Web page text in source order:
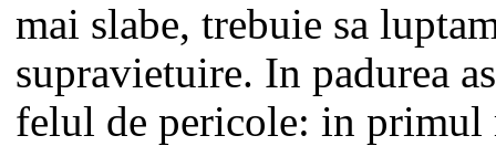
mai slabe, trebuie sa
supravietuire. In padurea
felul de pericole: in primul